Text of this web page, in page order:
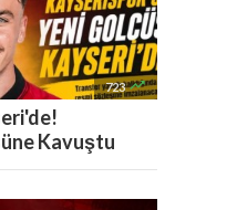
723 
Kavuştu